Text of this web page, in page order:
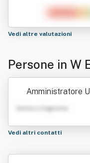
Vedi altre valutazioni
Persone in W
Amministratore
Nome e Cognome
Vedi altri contatti